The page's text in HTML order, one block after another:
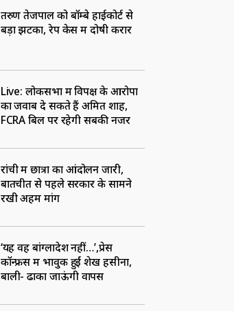
तरुण तेजपाल को बॉम्बे हाईकोर्ट से
बड़ा झटका, रेप केस में दोषी करार
Live: लोकसभा में विपक्ष के आरोपों
का जवाब दे सकते हैं अमित शाह,
FCRA बिल पर रहेगी सबकी नजर
रांची में छात्रों का आंदोलन जारी,
बातचीत से पहले सरकार के सामने
रखी अहम मांगें
‘यह वह बांग्लादेश नहीं…’,प्रेस
कॉन्फ्रेंस में भावुक हुईं शेख हसीना,
बोंली- ढाका जाऊंगी वापस